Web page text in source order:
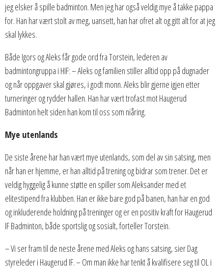
jeg elsker å spille badminton. Men jeg har også veldig mye å takke pappa
for. Han har vært stolt av meg, uansett, han har ofret alt og gitt alt for at jeg
skal lykkes.
Både Igors og Aleks får gode ord fra Torstein, lederen av
badmintongruppa i HIF: – Aleks og familien stiller alltid opp på dugnader
og når oppgaver skal gjøres, i godt monn. Aleks blir gjerne igjen etter
turneringer og rydder hallen. Han har vært trofast mot Haugerud
Badminton helt siden han kom til oss som niåring.
Mye utenlands
De siste årene har han vært mye utenlands, som del av sin satsing, men
når han er hjemme, er han alltid på trening og bidrar som trener. Det er
veldig hyggelig å kunne støtte en spiller som Aleksander med et
elitestipend fra klubben. Han er ikke bare god på banen, han har en god
og inkluderende holdning på treninger og er en positiv kraft for Haugerud
IF Badminton, både sportslig og sosialt, forteller Torstein.
– Vi ser fram til de neste årene med Aleks og hans satsing, sier Dag
styreleder i Haugerud IF. – Om man ikke har tenkt å kvalifisere seg til OL i